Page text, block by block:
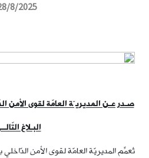
8/2025
صـدر عـن المديريـّة العامّة لقوى الأمن
البـلاغ
تُعمِّم المديريّة العامّة لقوى الأمن